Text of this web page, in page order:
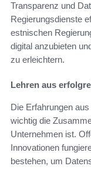
Transparenz und
Regierungsdienste
estnischen
digital anzubieten
zu erleichtern.
Lehren aus
Die Erfahrungen
wichtig die
Unternehmen ist.
Innovationen
bestehen, um